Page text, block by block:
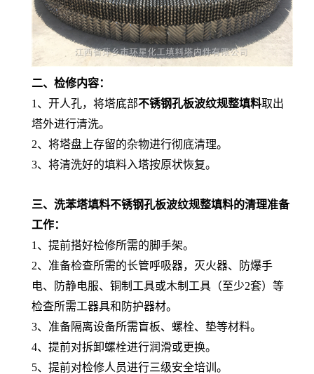
二、检修内容：
1、开人孔，将塔底部不锈钢孔板波纹规整填料取出
塔外进行清洗。
2、将塔盘上存留的杂物进行彻底清理。
3、将清洗好的填料入塔按原状恢复。
三、洗苯塔填料不锈钢孔板波纹规整填料的清理准备
工作：
1、提前搭好检修所需的脚手架。
2、准备检查所需的长管呼吸器，灭火器、防爆手
电、防静电服、铜制工具或木制工具（至少2套）等
检查所需工器具和防护器材。
3、准备隔离设备所需盲板、螺栓、垫等材料。
4、提前对拆卸螺栓进行润滑或更换。
5、提前对检修人员进行三级安全培训。